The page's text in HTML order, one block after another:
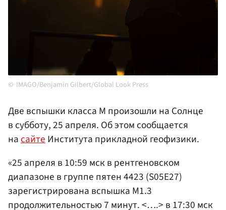
IMAGO/Benjamin Gilbert/Global Look Press
Две вспышки класса М произошли на Солнце
в субботу, 25 апреля. Об этом сообщается
насайтеИнститута прикладной геофизики.
«25 апреля в 10:59 мск в рентгеновском
диапазоне в группе пятен 4423 (S05E27)
зарегистрирована вспышка M1.3
продолжительностью 7 минут. <….> в 17:30 мск